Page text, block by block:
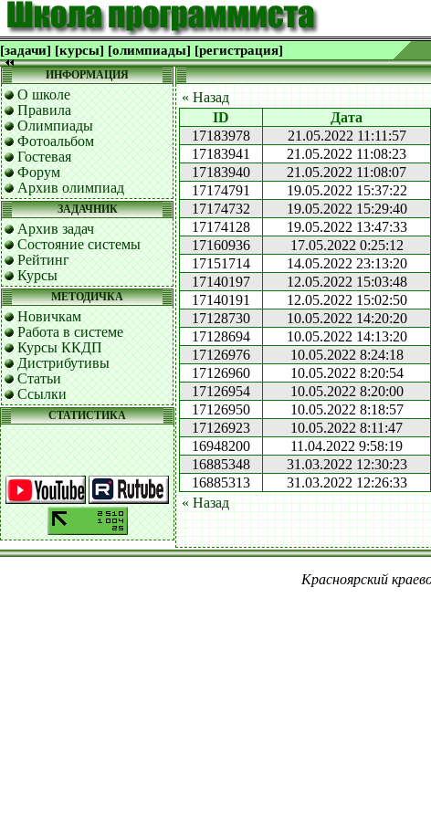
[задачи] [курсы] [олимпиады] [регистрация]
ИНФОРМАЦИЯ
О школе
Правила
Олимпиады
Фотоальбом
Гостевая
Форум
Архив олимпиад
ЗАДАЧНИК
Архив задач
Состояние системы
Рейтинг
Курсы
МЕТОДИЧКА
Новичкам
Работа в системе
Курсы ККДП
Дистрибутивы
Статьи
Ссылки
СТАТИСТИКА
« Назад
ID
Дата
17183978
21.05.2022 11:11:57
17183941
21.05.2022 11:08:23
17183940
21.05.2022 11:08:07
17174791
19.05.2022 15:37:22
17174732
19.05.2022 15:29:40
17174128
19.05.2022 13:47:33
17160936
17.05.2022 0:25:12
17151714
14.05.2022 23:13:20
17140197
12.05.2022 15:03:48
17140191
12.05.2022 15:02:50
17128730
10.05.2022 14:20:20
17128694
10.05.2022 14:13:20
17126976
10.05.2022 8:24:18
17126960
10.05.2022 8:20:54
17126954
10.05.2022 8:20:00
17126950
10.05.2022 8:18:57
17126923
10.05.2022 8:11:47
16948200
11.04.2022 9:58:19
16885348
31.03.2022 12:30:23
16885313
31.03.2022 12:26:33
« Назад
Красноярский